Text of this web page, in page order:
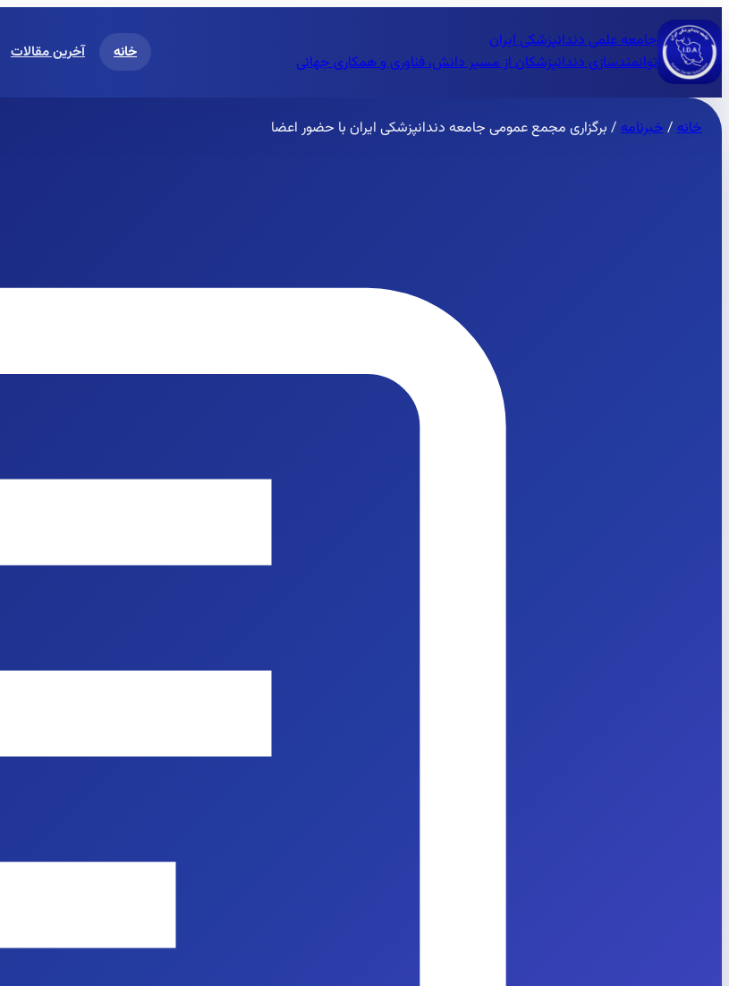
جامعه علمی دندانپزشکی ایران
توانمندسازی دندانپزشکان از مسیر دانش، فناوری و همکاری جهانی
خانه آخرین مقالات
خانه/خبرنامه/ برگزاری مجمع عمومی جامعه دندانپزشکی ایران با حضور اعضا